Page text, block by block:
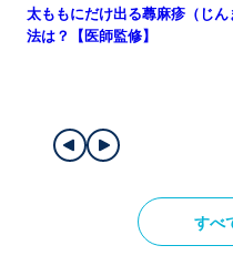
太ももにだけ出る蕁麻疹（じ
法は？【医師監修】
すべ